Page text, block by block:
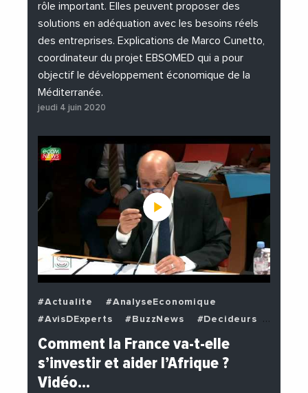
rôle important. Elles peuvent proposer des
solutions en adéquation avec les besoins réels
des entreprises. Explications de Marco Cunetto,
coordinateur du projet EBSOMED qui a pour
objectif le développement économique de la
Méditerranée.
jeudi 4 juin 2020
#Actualite
#AnalyseEconomique
#AvisDExperts
#BuzzNews
#Decideurs
#EchangesMediterraneens
#Economie
#PhotosEtVideos
#Politique
Comment la France va-t-elle
s’investir et aider l’Afrique ?
Vidéo…